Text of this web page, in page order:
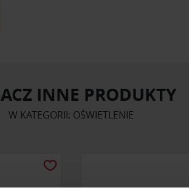
INNE PRODUKTY
W KATEGORII: OŚWIETLENIE